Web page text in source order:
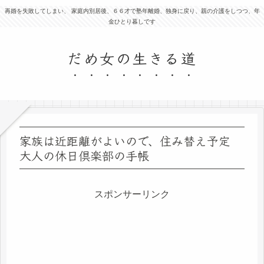
再婚を失敗してしまい、 家庭内別居後、６６才で塾年離婚、独身に戻り、親の介護をしつつ、年
金ひとり暮しです
だめ女の生きる道
家族は近距離がよいので、住み替え予定
大人の休日倶楽部の手帳
スポンサーリンク